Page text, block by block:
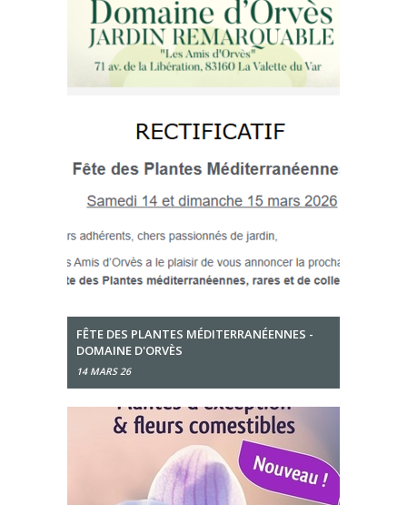
FÊTE DES PLANTES MÉDITERRANÉENNES -
DOMAINE D'ORVÈS
14 MARS 26